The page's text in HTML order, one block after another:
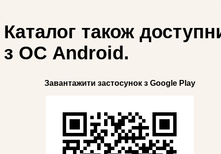
Каталог також
з ОС Android.
Завантажити застосунок з Google Play